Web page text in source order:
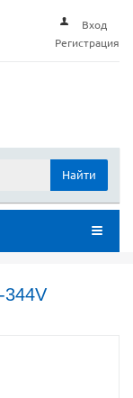
Вход
Регистрация
Найти